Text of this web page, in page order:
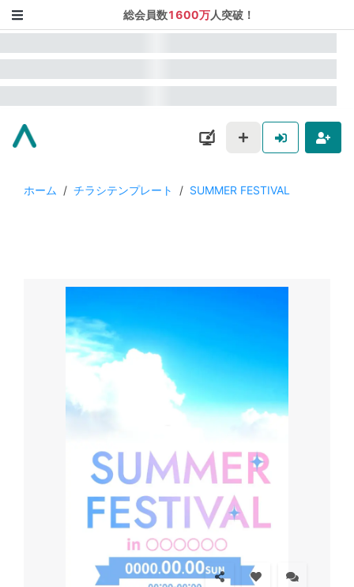
総会員数1600万人突破！
ホーム / チラシテンプレート / SUMMER FESTIVAL